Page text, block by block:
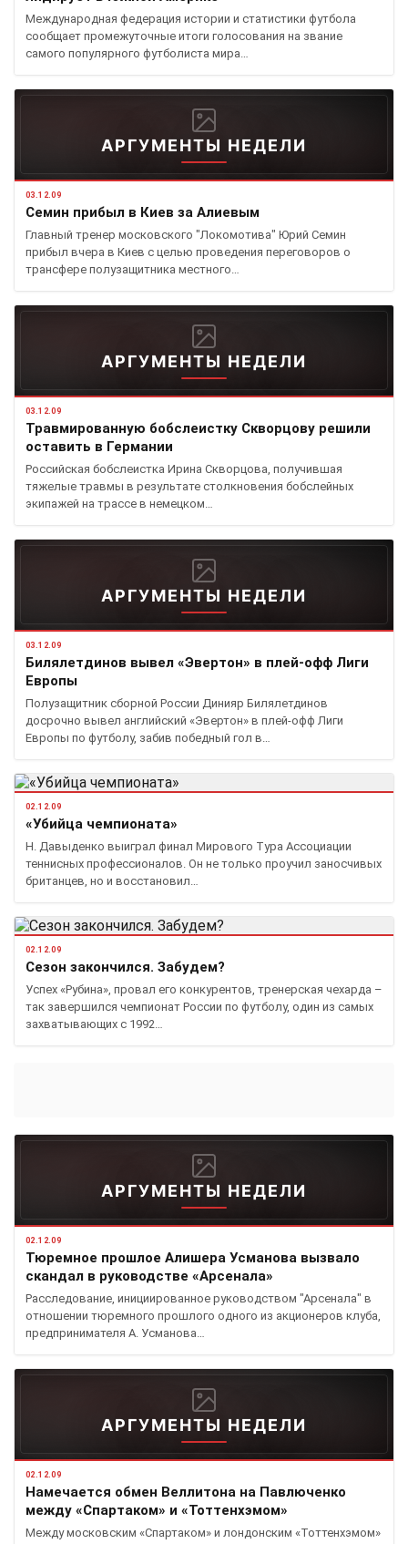
Международная федерация истории и статистики футбола
сообщает промежуточные итоги голосования на звание
самого популярного футболиста мира…
АРГУМЕНТЫ НЕДЕЛИ
03.12.09
Семин прибыл в Киев за Алиевым
Главный тренер московского "Локомотива" Юрий Семин
прибыл вчера в Киев с целью проведения переговоров о
трансфере полузащитника местного…
АРГУМЕНТЫ НЕДЕЛИ
03.12.09
Травмированную бобслеистку Скворцову решили
оставить в Германии
Российская бобслеистка Ирина Скворцова, получившая
тяжелые травмы в результате столкновения бобслейных
экипажей на трассе в немецком…
АРГУМЕНТЫ НЕДЕЛИ
03.12.09
Билялетдинов вывел «Эвертон» в плей-офф Лиги
Европы
Полузащитник сборной России Динияр Билялетдинов
досрочно вывел английский «Эвертон» в плей-офф Лиги
Европы по футболу, забив победный гол в…
02.12.09
«Убийца чемпионата»
Н. Давыденко выиграл финал Мирового Тура Ассоциации
теннисных профессионалов. Он не только проучил заносчивых
британцев, но и восстановил…
02.12.09
Сезон закончился. Забудем?
Успех «Рубина», провал его конкурентов, тренерская чехарда –
так завершился чемпионат России по футболу, один из самых
захватывающих с 1992…
АРГУМЕНТЫ НЕДЕЛИ
02.12.09
Тюремное прошлое Алишера Усманова вызвало
скандал в руководстве «Арсенала»
Расследование, инициированное руководством "Арсенала" в
отношении тюремного прошлого одного из акционеров клуба,
предпринимателя А. Усманова…
АРГУМЕНТЫ НЕДЕЛИ
02.12.09
Намечается обмен Веллитона на Павлюченко
между «Спартаком» и «Тоттенхэмом»
Между московским «Спартаком» и лондонским «Тоттенхэмом»